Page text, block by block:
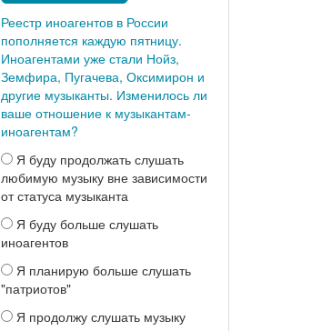
Реестр иноагентов в России
пополняется каждую пятницу.
Иноагентами уже стали Нойз,
Земфира, Пугачева, Оксимирон и
другие музыканты. Изменилось ли
ваше отношение к музыкантам-
иноагентам?
Я буду продолжать слушать
любимую музыку вне зависимости
от статуса музыканта
Я буду больше слушать
иноагентов
Я планирую больше слушать
"патриотов"
Я продолжу слушать музыку